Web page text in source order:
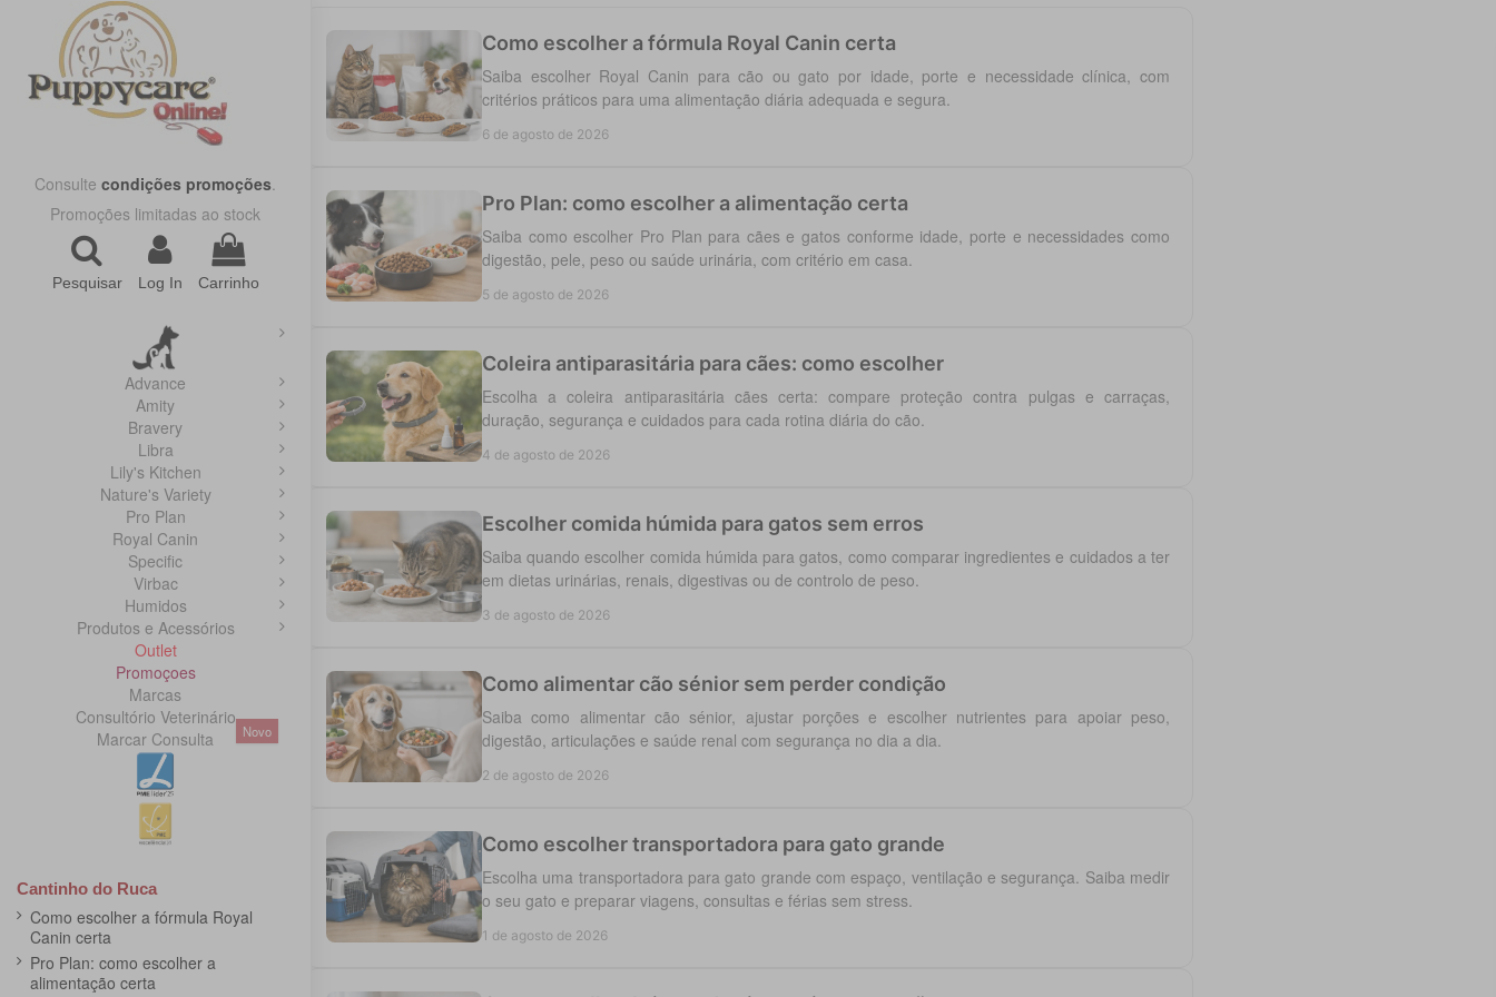
Consulte condições promoções.
Promoções limitadas ao stock
Pesquisar Log In Carrinho
Advance
Amity
Bravery
Libra
Lily's Kitchen
Nature's Variety
Pro Plan
Royal Canin
Specific
Virbac
Humidos
Produtos e Acessórios
Outlet
Promoçoes
Marcas
Consultório Veterinário
Marcar Consulta
Novo
Cantinho do Ruca
Como escolher a fórmula Royal
Canin certa
Pro Plan: como escolher a
alimentação certa
Como escolher a fórmula Royal Canin certa
Saiba escolher Royal Canin para cão ou gato por idade, porte e necessidade clínica, com
critérios práticos para uma alimentação diária adequada e segura.
6 de agosto de 2026
Pro Plan: como escolher a alimentação certa
Saiba como escolher Pro Plan para cães e gatos conforme idade, porte e necessidades como
digestão, pele, peso ou saúde urinária, com critério em casa.
5 de agosto de 2026
Coleira antiparasitária para cães: como escolher
Escolha a coleira antiparasitária cães certa: compare proteção contra pulgas e carraças,
duração, segurança e cuidados para cada rotina diária do cão.
4 de agosto de 2026
Escolher comida húmida para gatos sem erros
Saiba quando escolher comida húmida para gatos, como comparar ingredientes e cuidados a ter
em dietas urinárias, renais, digestivas ou de controlo de peso.
3 de agosto de 2026
Como alimentar cão sénior sem perder condição
Saiba como alimentar cão sénior, ajustar porções e escolher nutrientes para apoiar peso,
digestão, articulações e saúde renal com segurança no dia a dia.
2 de agosto de 2026
Como escolher transportadora para gato grande
Escolha uma transportadora para gato grande com espaço, ventilação e segurança. Saiba medir
o seu gato e preparar viagens, consultas e férias sem stress.
1 de agosto de 2026